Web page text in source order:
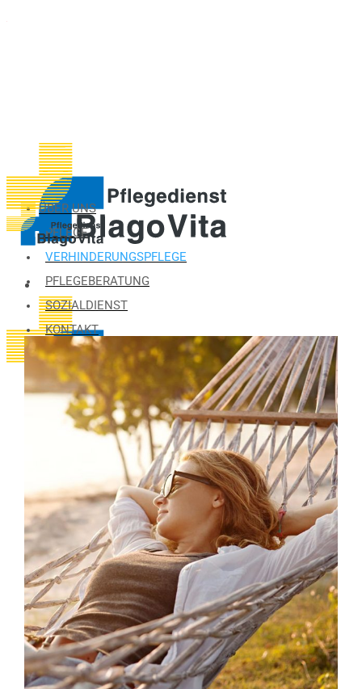
ÜBER UNS
PFLEGE
VERHINDERUNGSPFLEGE
PFLEGEBERATUNG
SOZIALDIENST
KONTAKT
JOBS
CONTROLLING